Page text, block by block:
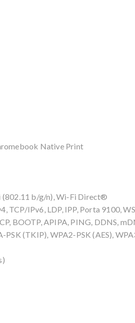
Native Print
(802.11 b/g/n), Wi-Fi Direct®
TCP/IPv6, LDP, IPP, Porta 9100,
BOOTP, APIPA, PING, DDNS,
(TKIP), WPA2-PSK (AES),